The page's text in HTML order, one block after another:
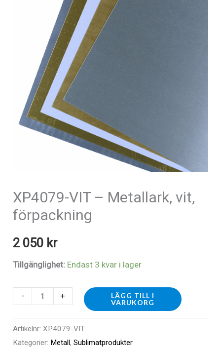
XP4079-VIT – Metallark, vit,
förpackning
2 050 kr
Tillgänglighet: Endast 3 kvar i lager
-
XP4079-
-
Metallark,
+
LÄGG TILL I
VARUKORG
Artikelnr:XP4079-VIT
Kategorier: Metall,Sublimatprodukter